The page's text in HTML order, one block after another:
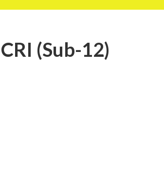
(Sub-12)